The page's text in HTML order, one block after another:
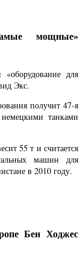
мощные»
для
Экс.
получит 47-я
танками
55 т и считается
машин для
в 2010 году.
Бен Ходжес